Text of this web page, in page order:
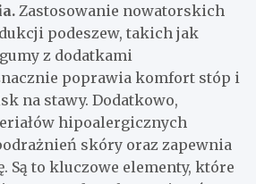
Zastosowanie nowatorskich
podeszew, takich jak
z dodatkami
poprawia komfort stóp i
na stawy. Dodatkowo,
hipoalergicznych
skóry oraz zapewnia
Są to kluczowe elementy, które